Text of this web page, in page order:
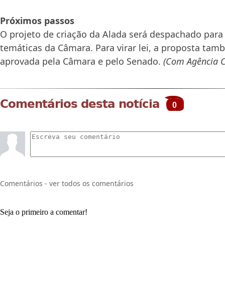
Próximos passos
O projeto de criação da Alada será despachado
temáticas da Câmara. Para virar lei, a proposta
aprovada pela Câmara e pelo Senado. (Com Agência
Comentários desta notícia 0
Comentários - ver todos os comentários
Seja o primeiro a comentar!